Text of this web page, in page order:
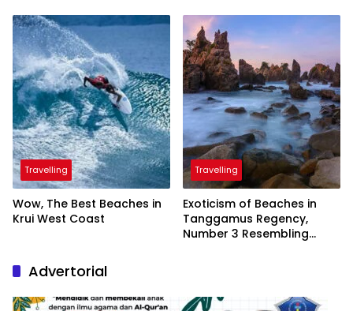
President
Travelling
Wow, The Best Beaches in
Krui West Coast
Travelling
Exoticism of Beaches in
Tanggamus Regency,
Number 3 Resembling
Advertorial